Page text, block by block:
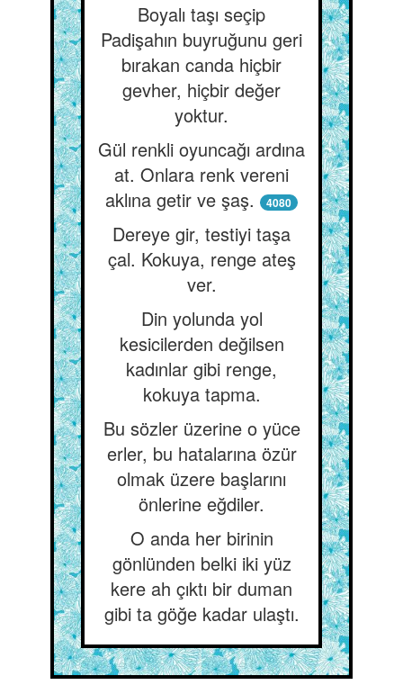
Boyalı taşı seçip
Padişahın buyruğunu geri
bırakan canda hiçbir
gevher, hiçbir değer
yoktur.
Gül renkli oyuncağı ardına
at. Onlara renk vereni
aklına getir ve şaş.
4080
Dereye gir, testiyi taşa
çal. Kokuya, renge ateş
ver.
Din yolunda yol
kesicilerden değilsen
kadınlar gibi renge,
kokuya tapma.
Bu sözler üzerine o yüce
erler, bu hatalarına özür
olmak üzere başlarını
önlerine eğdiler.
O anda her birinin
gönlünden belki iki yüz
kere ah çıktı bir duman
gibi ta göğe kadar ulaştı.